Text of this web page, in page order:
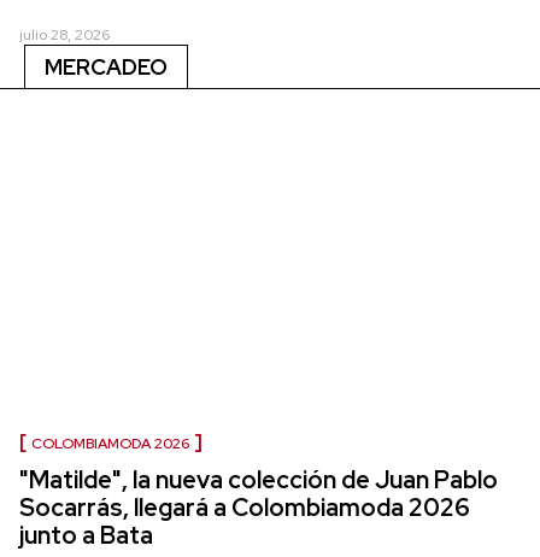
julio 28, 2026
MERCADEO
COLOMBIAMODA 2026
"Matilde", la nueva colección de Juan Pablo
Socarrás, llegará a Colombiamoda 2026
junto a Bata